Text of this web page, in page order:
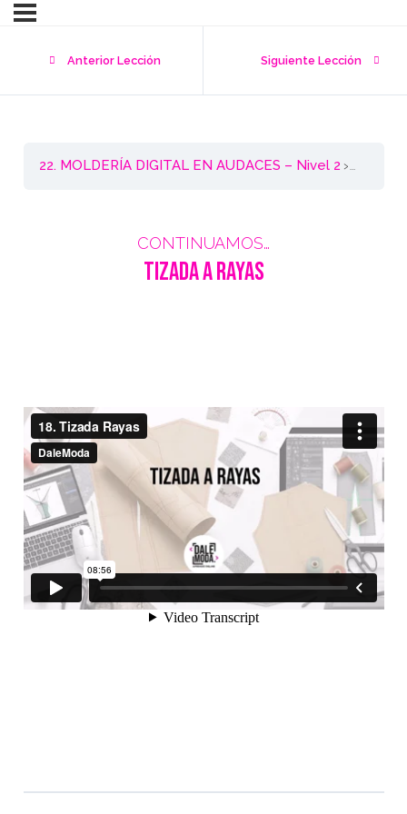
Anterior Lección Siguiente Lección
22. MOLDERÍA DIGITAL EN AUDACES – Nivel 2 Tizada
CONTINUAMOS…
Tizada a Rayas